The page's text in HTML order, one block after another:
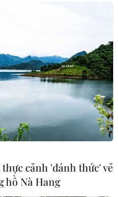
cảnh 'đánh thức' vẻ
hồ Nà Hang